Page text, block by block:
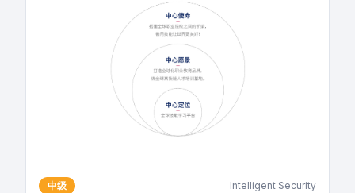
中级 Intelligent Security